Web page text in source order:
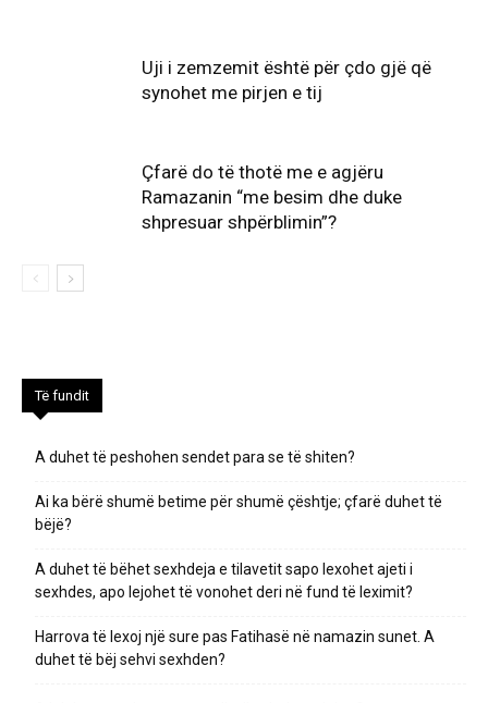
Uji i zemzemit është për çdo gjë që
synohet me pirjen e tij
Çfarë do të thotë me e agjëru
Ramazanin “me besim dhe duke
shpresuar shpërblimin”?
Të fundit
A duhet të peshohen sendet para se të shiten?
Ai ka bërë shumë betime për shumë çështje; çfarë duhet të
bëjë?
A duhet të bëhet sexhdeja e tilavetit sapo lexohet ajeti i
sexhdes, apo lejohet të vonohet deri në fund të leximit?
Harrova të lexoj një sure pas Fatihasë në namazin sunet. A
duhet të bëj sehvi sexhden?